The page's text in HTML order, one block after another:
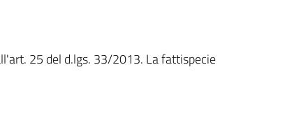
25 del d.lgs. 33/2013. La fattispecie